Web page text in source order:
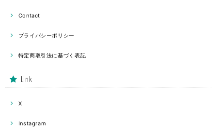
Contact
プライバシーポリシー
特定商取引法に基づく表記
Link
X
Instagram